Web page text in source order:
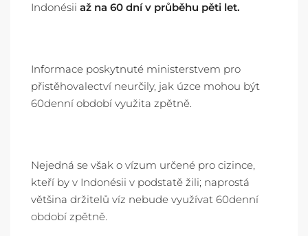
Indonésii až na 60 dní v průběhu pěti let.
Informace poskytnuté ministerstvem pro
přistěhovalectví neurčily, jak úzce mohou být
60denní období využita zpětně.
Nejedná se však o vízum určené pro cizince,
kteří by v Indonésii v podstatě žili; naprostá
většina držitelů víz nebude využívat 60denní
období zpětně.